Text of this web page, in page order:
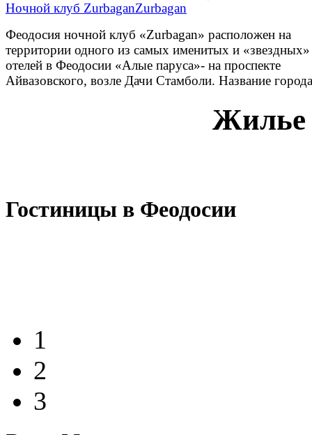
Ночной клуб Zurbagan
Феодосия ночной клуб «Zurbagan» расположен на
территории одного из самых именитых и «звездных»
отелей в Феодосии «Алые паруса»- на проспекте
Айвазовского, возле Дачи Стамболи. Название
Жилье
Гостиницы в Феодосии
1
2
3